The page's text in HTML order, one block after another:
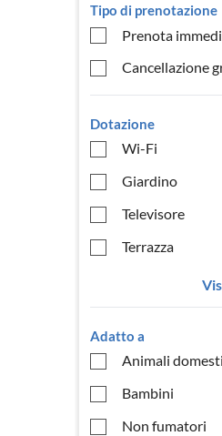
Tipo di prenotazione
Prenota
Cancellazione
Dotazione
Wi-Fi
Giardino
Televisore
Terrazza
Adatto a
Animali
Bambini
Non fumatori